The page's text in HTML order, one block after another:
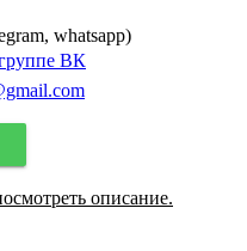
whatsapp)
ВК
описание.